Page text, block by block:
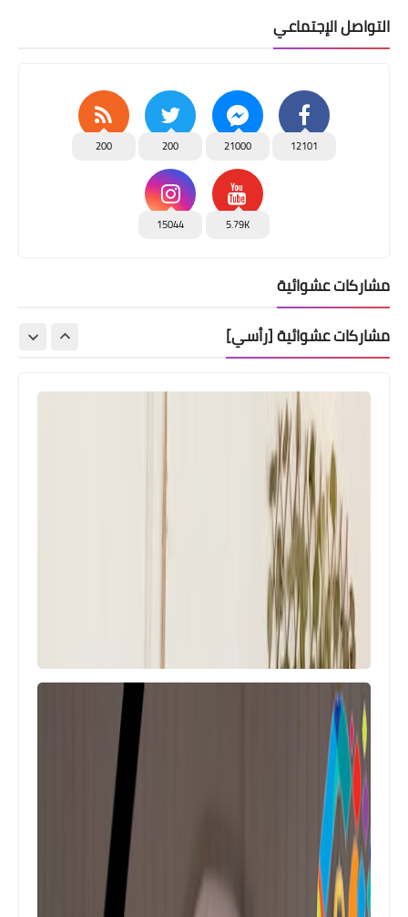
التواصل الإجتماعي
12101
21000
200
200
5.79K
15044
مشاركات عشوائية
مشاركات عشوائية [رأسي]